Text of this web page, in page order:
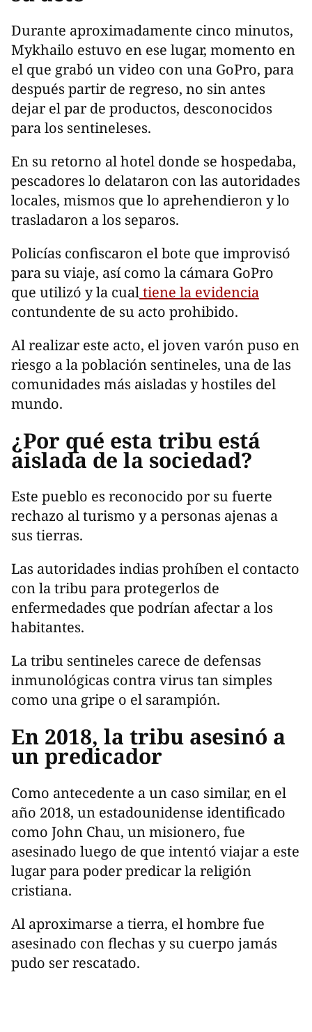
Durante aproximadamente cinco minutos,
Mykhailo estuvo en ese lugar, momento en
el que grabó un video con una GoPro, para
después partir de regreso, no sin antes
dejar el par de productos, desconocidos
para los sentineleses.
En su retorno al hotel donde se hospedaba,
pescadores lo delataron con las autoridades
locales, mismos que lo aprehendieron y lo
trasladaron a los separos.
Policías confiscaron el bote que improvisó
para su viaje, así como la cámara GoPro
que utilizó y la cualtiene la evidencia
contundente de su acto prohibido.
Al realizar este acto, el joven varón puso en
riesgo a la población sentineles, una de las
comunidades más aisladas y hostiles del
mundo.
¿Por qué esta tribu está
aislada de la sociedad?
Este pueblo es reconocido por su fuerte
rechazo al turismo y a personas ajenas a
sus tierras.
Las autoridades indias prohíben el contacto
con la tribu para protegerlos de
enfermedades que podrían afectar a los
habitantes.
La tribu sentineles carece de defensas
inmunológicas contra virus tan simples
como una gripe o el sarampión.
En 2018, la tribu asesinó a
un predicador
Como antecedente a un caso similar, en el
año 2018, un estadounidense identificado
como John Chau, un misionero, fue
asesinado luego de que intentó viajar a este
lugar para poder predicar la religión
cristiana.
Al aproximarse a tierra, el hombre fue
asesinado con flechas y su cuerpo jamás
pudo ser rescatado.